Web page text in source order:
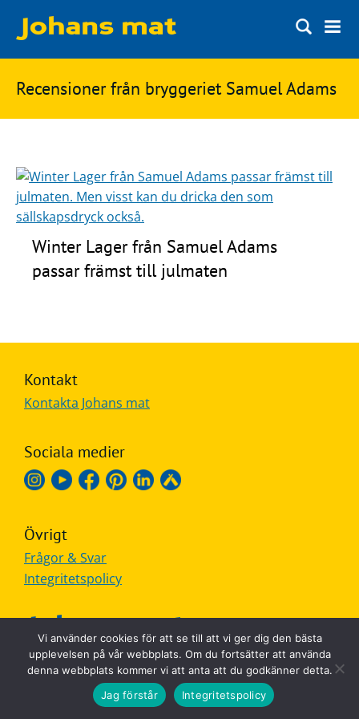
Matbloggen
Innertemperaturer
Ingredienser
Ölbloggen
Ölsnack
Topplistan
Bryggerier
Frågor
&
Ölprovning
YouTube
Sök
på
mat
Recensioner från bryggeriet Samuel Adams
Winter Lager från Samuel Adams
passar främst till julmaten
Kontakt
Kontakta Johans mat
Sociala medier
Övrigt
Frågor & Svar
Integritetspolicy
MADE IN SWEDEN
Vi använder cookies för att se till att vi ger dig den bästa
upplevelsen på vår webbplats. Om du fortsätter att använda
denna webbplats kommer vi att anta att du godkänner detta.
Jag förstår
Integritetspolicy